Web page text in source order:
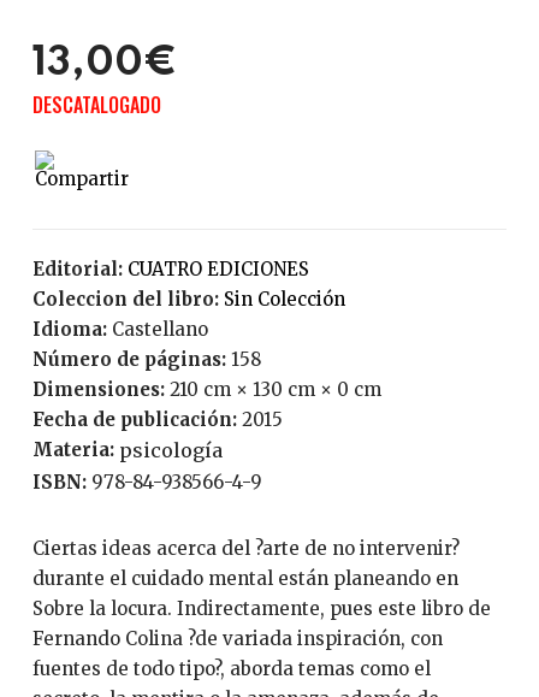
13,00€
DESCATALOGADO
Editorial:
CUATRO EDICIONES
Coleccion del libro:
Sin Colección
Idioma:
Castellano
Número de páginas: 158
Dimensiones: 210 cm × 130 cm × 0 cm
Fecha de publicación:
2015
Materia: psicología
ISBN: 978-84-938566-4-9
Ciertas ideas acerca del ?arte de no intervenir?
durante el cuidado mental están planeando en
Sobre la locura. Indirectamente, pues este libro de
Fernando Colina ?de variada inspiración, con
fuentes de todo tipo?, aborda temas como el